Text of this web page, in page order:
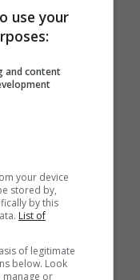
use your
and content
your device
stored by,
by this
List of
of legitimate
below. Look
manage or